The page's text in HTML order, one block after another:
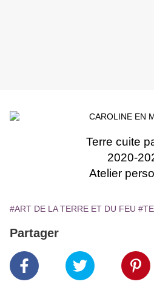
Terre cuite
2020-
Atelier
#ART DE LA TERRE ET DU FEU
Partager